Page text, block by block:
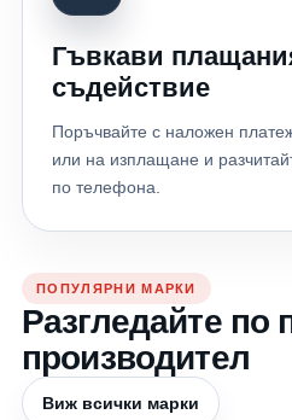
Гъвкави
съдействие
Поръчвайте с наложен
или на изплащане и
по телефона.
ПОПУЛЯРНИ МАРКИ
Разгледайте по
производител
Виж всички марки